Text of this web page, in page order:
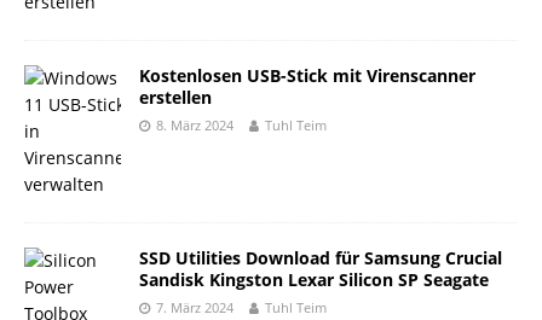
Kostenlosen USB-Stick mit Virenscanner
erstellen
8. März 2024 Tuhl Teim
SSD Utilities Download für Samsung Crucial
Sandisk Kingston Lexar Silicon SP Seagate
7. März 2024 Tuhl Teim